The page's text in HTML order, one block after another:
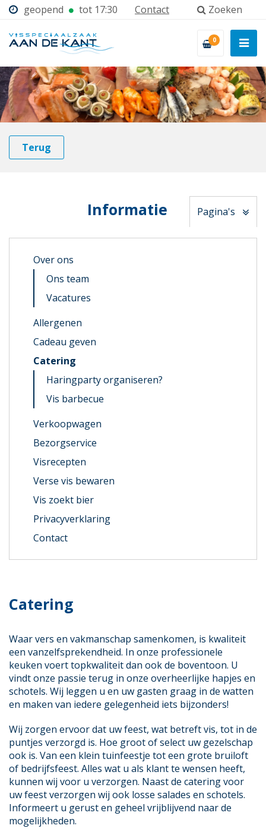
geopend tot 17:30 Contact Zoeken
0
Terug
Informatie Pagina's
Over ons
Ons team
Vacatures
Allergenen
Cadeau geven
Catering
Haringparty organiseren?
Vis barbecue
Verkoopwagen
Bezorgservice
Visrecepten
Verse vis bewaren
Vis zoekt bier
Privacyverklaring
Contact
Catering
Waar vers en vakmanschap samenkomen, is kwaliteit
een vanzelfsprekendheid. In onze professionele
keuken voert topkwaliteit dan ook de boventoon. U
vindt onze passie terug in onze overheerlijke hapjes en
schotels. Wij leggen u en uw gasten graag in de watten
en maken van iedere gelegenheid iets bijzonders!
Wij zorgen ervoor dat uw feest, wat betreft vis, tot in de
puntjes verzorgd is. Hoe groot of select uw gezelschap
ook is. Van een klein tuinfeestje tot een grote bruiloft
of bedrijfsfeest. Alles wat u als klant te wensen heeft,
kunnen wij voor u verzorgen. Naast de catering voor
uw feest verzorgen wij ook losse salades en schotels.
Informeert u gerust en geheel vrijblijvend naar de
mogelijkheden.